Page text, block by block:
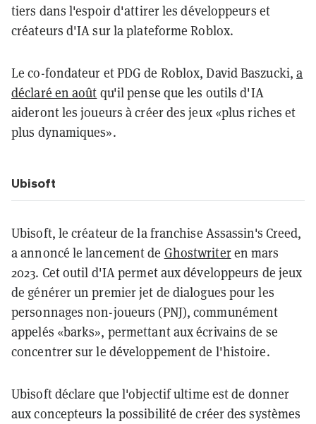
tiers dans l'espoir d'attirer les développeurs et
créateurs d'IA sur la plateforme Roblox.
Le co-fondateur et PDG de Roblox, David Baszucki,a
déclaré en août qu'il pense que les outils d'IA
aideront les joueurs à créer des jeux «plus riches et
plus dynamiques».
Ubisoft
Ubisoft, le créateur de la franchise Assassin's Creed,
a annoncé le lancement de Ghostwriteren mars
2023. Cet outil d'IA permet aux développeurs de jeux
de générer un premier jet de dialogues pour les
personnages non-joueurs (PNJ), communément
appelés «barks», permettant aux écrivains de se
concentrer sur le développement de l'histoire.
Ubisoft déclare que l'objectif ultime est de donner
aux concepteurs la possibilité de créer des systèmes